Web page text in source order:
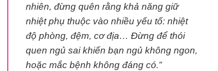
nhiên, đừng quên rằng khả năng giữ
nhiệt phụ thuộc vào nhiều yếu tố: nhiệt
độ phòng, đệm, cơ địa… Đừng để thói
quen ngủ sai khiến bạn ngủ không ngon,
hoặc mắc bệnh không đáng có.”